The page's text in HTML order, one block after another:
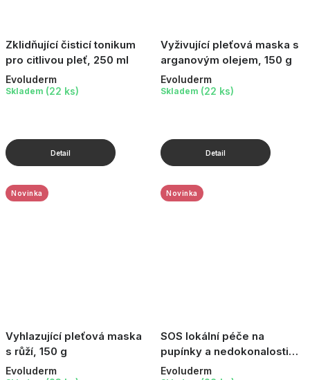
Zklidňující čisticí tonikum
pro citlivou pleť, 250 ml
Evoluderm
Skladem (22 ks)
Vyživující pleťová maska s
arganovým olejem, 150 g
Evoluderm
Skladem (22 ks)
Vyhlazující pleťová maska
s růží, 150 g
Novinka
Evoluderm
SOS lokální péče na
pupínky a nedokonalosti
Pink Grapefruit, 15 ml
Novinka
Evoluderm